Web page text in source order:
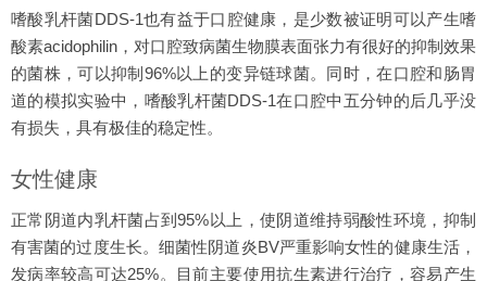
嗜酸乳杆菌DDS-1也有益于口腔健康，是少数被证明可以产生嗜
酸素acidophilin，对口腔致病菌生物膜表面张力有很好的抑制效果
的菌株，可以抑制96%以上的变异链球菌。同时，在口腔和肠胃
道的模拟实验中，嗜酸乳杆菌DDS-1在口腔中五分钟的后几乎没
有损失，具有极佳的稳定性。
女性健康
正常阴道内乳杆菌占到95%以上，使阴道维持弱酸性环境，抑制
有害菌的过度生长。细菌性阴道炎BV严重影响女性的健康生活，
发病率较高可达25%。目前主要使用抗生素进行治疗，容易产生